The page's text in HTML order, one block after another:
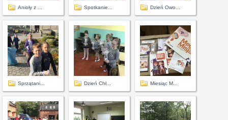
Anioły z ... Spotkanie... Dzień Owo...
Sprzątani... Dzień Chł... Miesiąc M...